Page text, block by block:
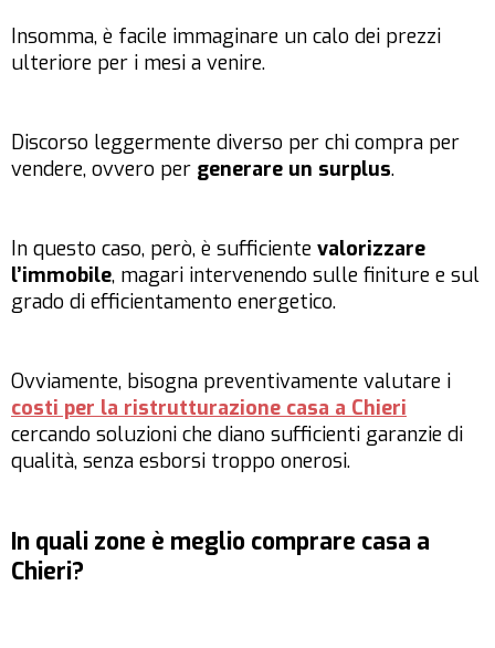
Insomma, è facile immaginare un calo dei prezzi
ulteriore per i mesi a venire.
Discorso leggermente diverso per chi compra per
vendere, ovvero per generare un surplus.
In questo caso, però, è sufficiente valorizzare
l’immobile, magari intervenendo sulle finiture e sul
grado di efficientamento energetico.
Ovviamente, bisogna preventivamente valutare i
costi per la ristrutturazione casa a Chieri
cercando soluzioni che diano sufficienti garanzie di
qualità, senza esborsi troppo onerosi.
In quali zone è meglio comprare casa a
Chieri?